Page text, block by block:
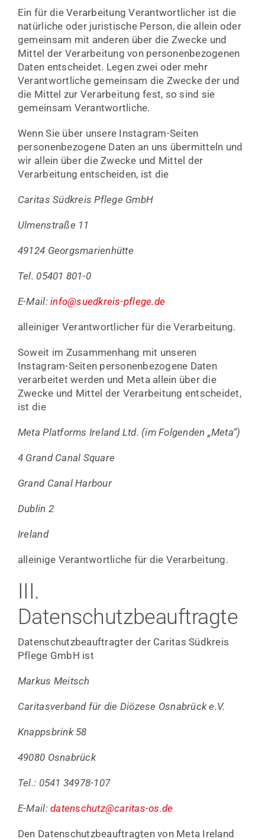
Ein für die Verarbeitung Verantwortlicher ist die
natürliche oder juristische Person, die allein oder
gemeinsam mit anderen über die Zwecke und
Mittel der Verarbeitung von personenbezogenen
Daten entscheidet. Legen zwei oder mehr
Verantwortliche gemeinsam die Zwecke der und
die Mittel zur Verarbeitung fest, so sind sie
gemeinsam Verantwortliche.
Wenn Sie über unsere Instagram-Seiten
personenbezogene Daten an uns übermitteln und
wir allein über die Zwecke und Mittel der
Verarbeitung entscheiden, ist die
Caritas Südkreis Pflege GmbH
Ulmenstraße 11
49124 Georgsmarienhütte
Tel. 05401 801-0
E-Mail:info@suedkreis-pflege.de
alleiniger Verantwortlicher für die Verarbeitung.
Soweit im Zusammenhang mit unseren
Instagram-Seiten personenbezogene Daten
verarbeitet werden und Meta allein über die
Zwecke und Mittel der Verarbeitung entscheidet,
ist die
Meta Platforms Ireland Ltd. (im Folgenden „Meta“)
4 Grand Canal Square
Grand Canal Harbour
Dublin 2
Ireland
alleinige Verantwortliche für die Verarbeitung.
III.
Datenschutzbeauftragte
Datenschutzbeauftragter der Caritas Südkreis
Pflege GmbH ist
Markus Meitsch
Caritasverband für die Diözese Osnabrück e.V.
Knappsbrink 58
49080 Osnabrück
Tel.: 0541 34978-107
E-Mail:datenschutz@caritas-os.de
Den Datenschutzbeauftragten von Meta Ireland